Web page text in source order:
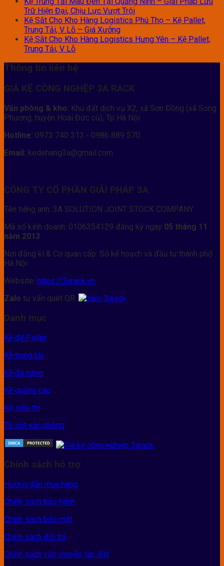
Trữ Hiện Đại, Chịu Lực Vượt Trội
Kệ Sắt Cho Kho Hàng Logistics Phú Thọ – Kệ Pallet,
Trung Tải, V Lỗ – Giá Xưởng
Kệ Sắt Cho Kho Hàng Logistics Hưng Yên – Kệ Pallet,
Trung Tải, V Lỗ
Thông tin liên hệ
GIÁ KỆ CÔNG NGHỆP 3A RACK
Văn phòng & kho: Khu đất dịch vụ X2, xã Sơn Đồng (xã Song
Phương, huyện Hoài Đức cũ), Tp Hà Nội
Hotline: 0973 740 313 - 0986 889 570
Email: kedehang3a@gmail.com
CÔNG TY CỔ PHẦN GIẢI PHÁP 3A
Tên tiếng anh: 3A SOLUTION JOINT STOCK COMPANY
Mã số kinh doanh: 0106354129 đăng ký ngày 05 tháng 11
năm 2013
Nơi đăng kí & Cơ quan cấp: Sở kế hoạch và đầu tư thành phố
Hà Nội
Website: https://3arack.vn
Zalo tư vấn quét QR:
Danh mục
Kệ để Pallet
Kệ trung tải
Kệ đa năng
Kệ quảng cáo
Kệ siêu thị
Tủ sắt văn phòng
Chính sách hỗ trợ
Hướng dẫn mua hàng
Chính sách bảo hành
Chính sách bảo mật
Chính sách đổi trả
Chính sách vận chuyển lắp đặt